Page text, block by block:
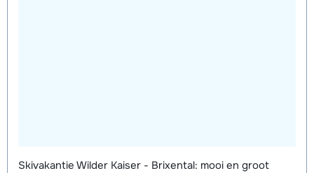
Skivakantie Wilder Kaiser - Brixental: mooi en groot